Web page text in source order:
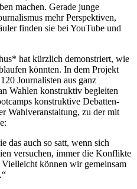
machen. Gerade junge
mehr Perspektiven,
finden sie bei YouTube und
hat kürzlich demonstriert, wie
könnten. In dem Projekt
Journalisten aus ganz
Wahlen konstruktiv begleiten
konstruktive Debatten-
Wahlveranstaltung, zu der mit
das auch so satt, wenn sich
versuchen, immer die Konflikte
können wir gemeinsam